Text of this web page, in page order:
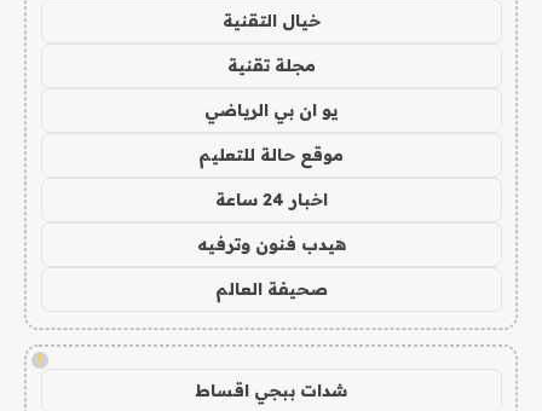
خيال التقنية
مجلة تقنية
يو ان بي الرياضي
موقع حالة للتعليم
اخبار 24 ساعة
هيدب فنون وترفيه
صحيفة العالم
!
شدات ببجي اقساط